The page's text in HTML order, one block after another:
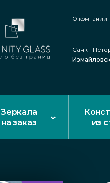
О компании
Санкт-
Зеркала
на заказ
из